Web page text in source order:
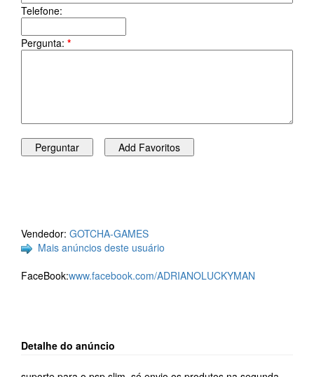
Telefone:
Pergunta: *
Vendedor: GOTCHA-GAMES
Mais anúncios deste usuário
FaceBook:www.facebook.com/ADRIANOLUCKYMAN
Detalhe do anúncio